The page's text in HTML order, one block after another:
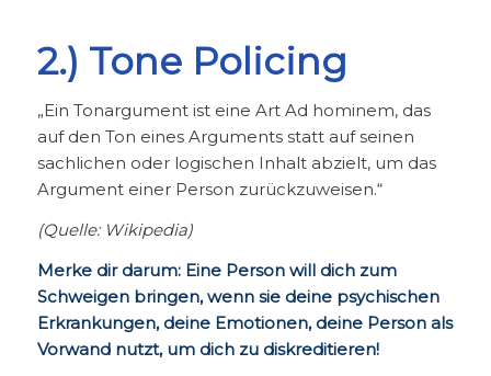
2.) Tone Policing
„Ein Tonargument ist eine Art Ad hominem, das
auf den Ton eines Arguments statt auf seinen
sachlichen oder logischen Inhalt abzielt, um das
Argument einer Person zurückzuweisen.“
(Quelle: Wikipedia)
Merke dir darum: Eine Person will dich zum
Schweigen bringen, wenn sie deine psychischen
Erkrankungen, deine Emotionen, deine Person als
Vorwand nutzt, um dich zu diskreditieren!